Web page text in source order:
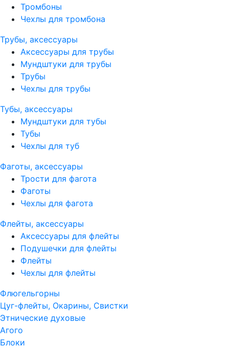
Тромбоны
Чехлы для тромбона
Трубы, аксессуары
Аксессуары для трубы
Мундштуки для трубы
Трубы
Чехлы для трубы
Тубы, аксессуары
Мундштуки для тубы
Тубы
Чехлы для туб
Фаготы, аксессуары
Трости для фагота
Фаготы
Чехлы для фагота
Флейты, аксессуары
Аксессуары для флейты
Подушечки для флейты
Флейты
Чехлы для флейты
Флюгельгорны
Цуг-флейты, Окарины, Свистки
Этнические духовые
Агого
Блоки